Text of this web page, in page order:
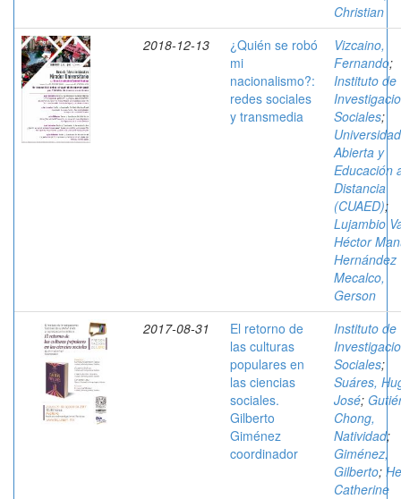
Christian
2018-12-13
¿Quién se robó
mi
nacionalismo?:
redes sociales
y transmedia
Vizcaino,
Fernando;
Instituto de
Sociales;
Universidad
Abierta y
Educación
Distancia
(CUAED);
Lujambio
Héctor
Hernández
Mecalco,
Gerson
2017-08-31
El retorno de
las culturas
populares en
las ciencias
sociales.
Gilberto
Giménez
coordinador
Instituto de
Sociales;
Suáres,
José;
Chong,
Natividad;
Giménez,
Gilberto;
Catherine